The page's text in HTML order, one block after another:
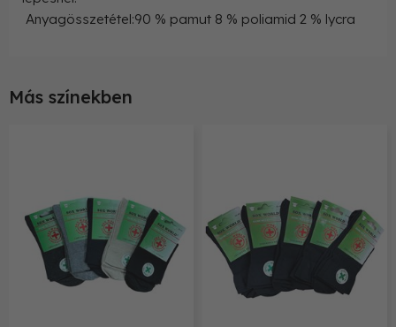
Anyagösszetétel:90 % pamut 8 % poliamid 2 % lycra
Más színekben